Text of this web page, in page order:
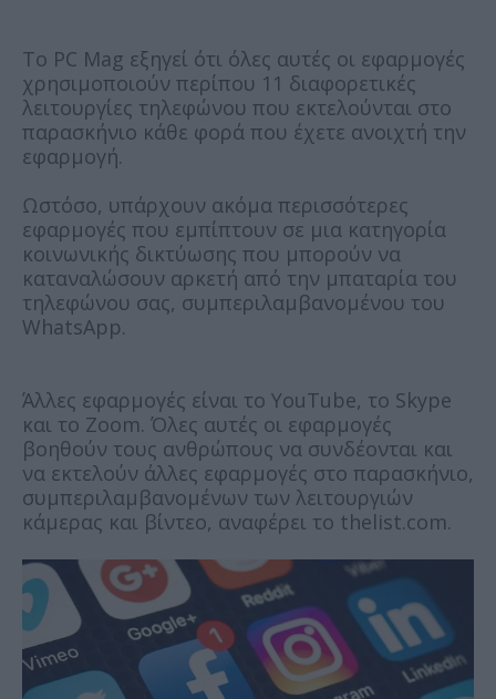
Το PC Mag εξηγεί ότι όλες αυτές οι εφαρμογές
χρησιμοποιούν περίπου 11 διαφορετικές
λειτουργίες τηλεφώνου που εκτελούνται στο
παρασκήνιο κάθε φορά που έχετε ανοιχτή την
εφαρμογή.
Ωστόσο, υπάρχουν ακόμα περισσότερες
εφαρμογές που εμπίπτουν σε μια κατηγορία
κοινωνικής δικτύωσης που μπορούν να
καταναλώσουν αρκετή από την μπαταρία του
τηλεφώνου σας, συμπεριλαμβανομένου του
WhatsApp.
Άλλες εφαρμογές είναι το YouTube, το Skype
και το Zoom. Όλες αυτές οι εφαρμογές
βοηθούν τους ανθρώπους να συνδέονται και
να εκτελούν άλλες εφαρμογές στο παρασκήνιο,
συμπεριλαμβανομένων των λειτουργιών
κάμερας και βίντεο, αναφέρει το thelist.com.